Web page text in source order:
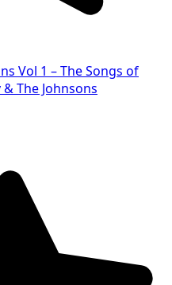
Vol 1 – The Songs of
The Johnsons